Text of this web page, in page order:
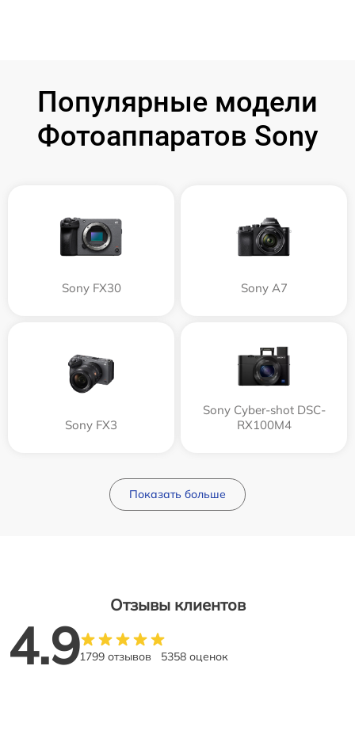
Популярные модели
Фотоаппаратов Sony
Sony FX30 Sony A7
Sony FX3
Sony Cyber-shot DSC-
RX100M4
Показать больше
Отзывы клиентов
4.91799 отзывов 5358 оценок